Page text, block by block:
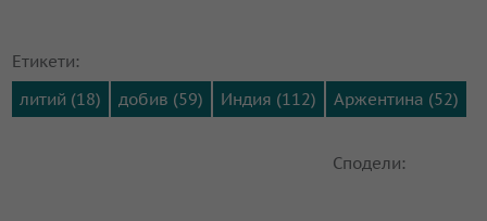
Етикети:
литий (18)
добив (59) Индия (112) Аржентина (52)
Сподели: